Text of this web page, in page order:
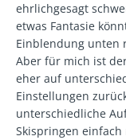
ehrlichgesagt
etwas Fantasie
Einblendung unten
Aber für mich ist
eher auf
Einstellungen
unterschiedliche
Skispringen